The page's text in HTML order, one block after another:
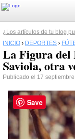
¿Los artículos de tu blog
INICIO › DEPORTES ›
La Figura del
Saviola, otra
Publicado el 17
Save